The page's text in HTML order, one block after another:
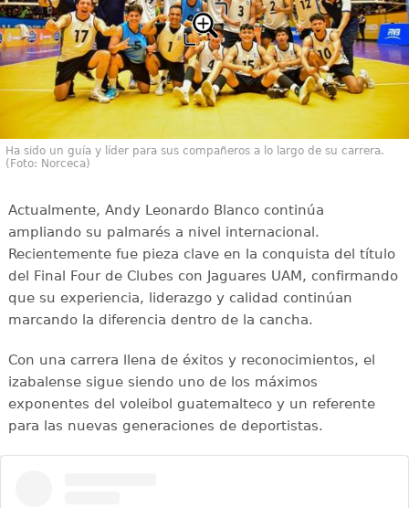
Ha sido un guía y líder para sus compañeros a lo largo de su carrera.
(Foto: Norceca)
Actualmente, Andy Leonardo Blanco continúa
ampliando su palmarés a nivel internacional.
Recientemente fue pieza clave en la conquista del título
del Final Four de Clubes con Jaguares UAM, confirmando
que su experiencia, liderazgo y calidad continúan
marcando la diferencia dentro de la cancha.
Con una carrera llena de éxitos y reconocimientos, el
izabalense sigue siendo uno de los máximos
exponentes del voleibol guatemalteco y un referente
para las nuevas generaciones de deportistas.